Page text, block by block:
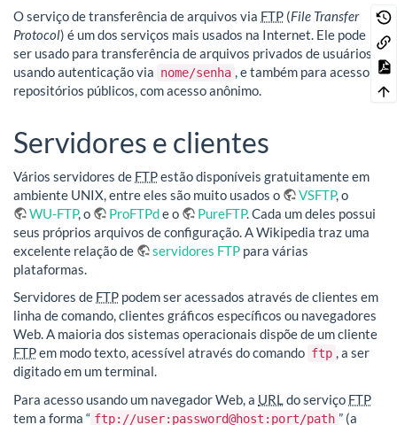
O serviço de transferência de arquivos via FTP (File Transfer
Protocol) é um dos serviços mais usados na Internet. Ele pode
ser usado para transferência de arquivos privados de usuários,
usando autenticação via nome/senha , e também para acesso a
repositórios públicos, com acesso anônimo.
Servidores e clientes
Vários servidores de FTPestão disponíveis gratuitamente em
ambiente UNIX, entre eles são muito usados o
VSFTP, o
WU-FTP, o ProFTPde o PureFTP. Cada um deles possui
seus próprios arquivos de configuração. A Wikipedia traz uma
excelente relação de
servidores FTP para várias
plataformas.
Servidores de FTP podem ser acessados através de clientes em
linha de comando, clientes gráficos específicos ou navegadores
Web. A maioria dos sistemas operacionais dispõe de um cliente
FTPem modo texto, acessível através do comando ftp , a ser
digitado em um terminal.
Para acesso usando um navegador Web, a URL do serviço FTP
tem a forma “ ftp://user:password@host:port/path ” (a